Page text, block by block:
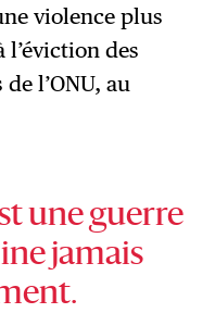
violence plus
des
l’ONU, au
une guerre
jamais